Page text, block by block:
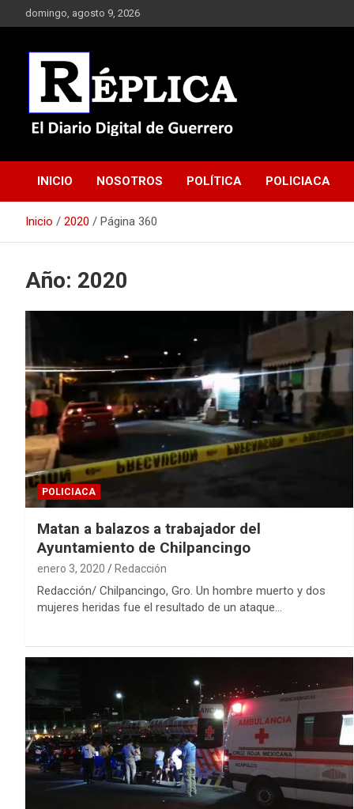
al
domingo, agosto 9, 2026
Réplica
INICIO NOSOTROS POLÍTICA POLICIACA
Inicio 2020 Página 360
Año: 2020
POLICIACA
Matan a balazos a trabajador del
Ayuntamiento de Chilpancingo
enero 3, 2020 Redacción
Redacción/ Chilpancingo, Gro. Un hombre muerto y dos
mujeres heridas fue el resultado de un ataque…